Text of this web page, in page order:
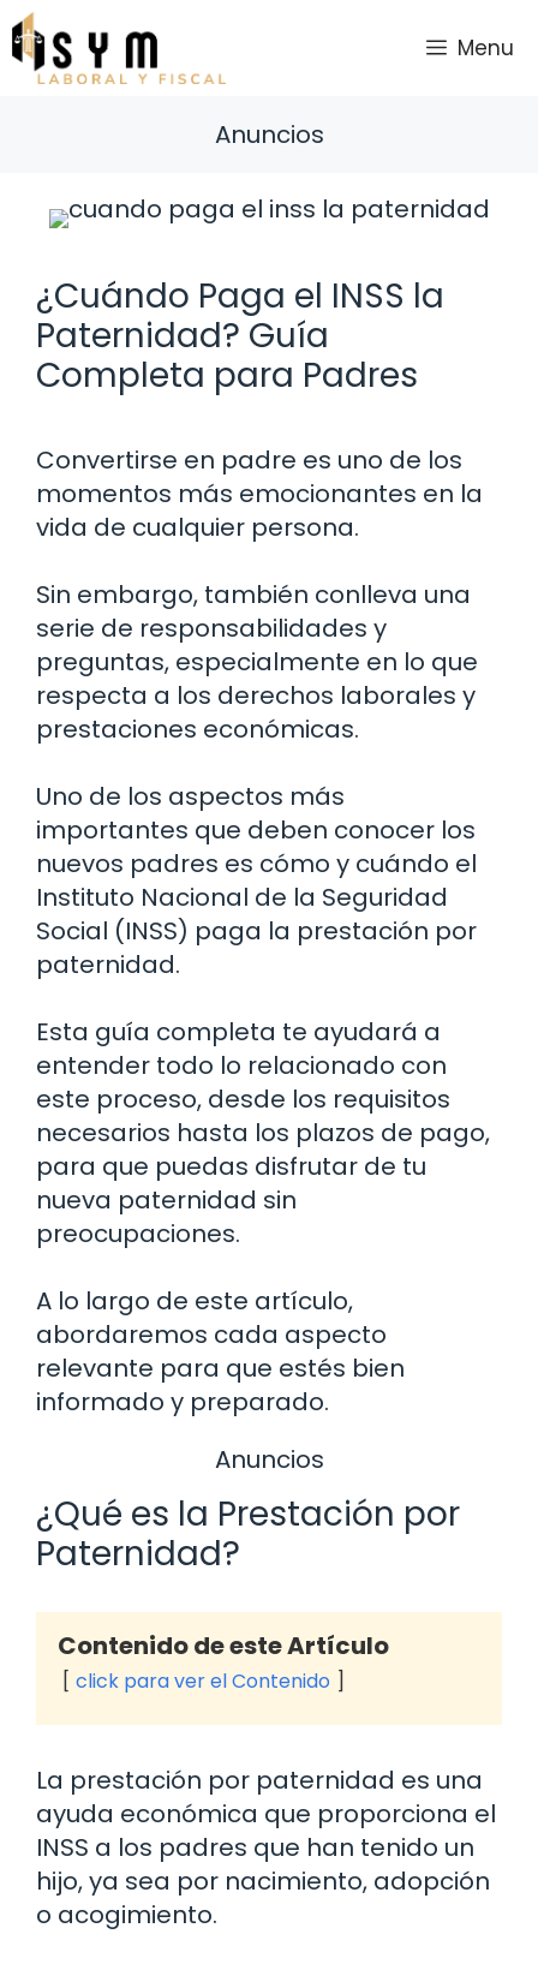
Saltar
al
contenido
Menu
Anuncios
¿Cuándo Paga el INSS la
Paternidad? Guía
Completa para Padres
Convertirse en padre es uno de los
momentos más emocionantes en la
vida de cualquier persona.
Sin embargo, también conlleva una
serie de responsabilidades y
preguntas, especialmente en lo que
respecta a los derechos laborales y
prestaciones económicas.
Uno de los aspectos más
importantes que deben conocer los
nuevos padres es cómo y cuándo el
Instituto Nacional de la Seguridad
Social (INSS) paga la prestación por
paternidad.
Esta guía completa te ayudará a
entender todo lo relacionado con
este proceso, desde los requisitos
necesarios hasta los plazos de pago,
para que puedas disfrutar de tu
nueva paternidad sin
preocupaciones.
A lo largo de este artículo,
abordaremos cada aspecto
relevante para que estés bien
informado y preparado.
Anuncios
¿Qué es la Prestación por
Paternidad?
Contenido de este Artículo
click para ver el Contenido
La prestación por paternidad es una
ayuda económica que proporciona el
INSS a los padres que han tenido un
hijo, ya sea por nacimiento, adopción
o acogimiento.